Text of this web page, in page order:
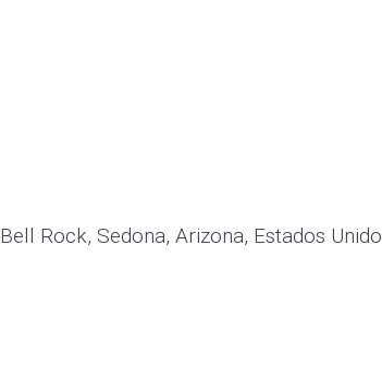
Bell Rock, Sedona, Arizona, Estados Unido